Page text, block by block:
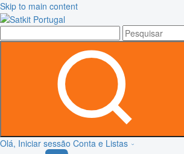
Skip to main content
Olá, Iniciar sessão Conta e Listas